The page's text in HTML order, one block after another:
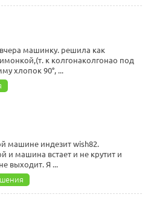
машинку. решила как
к колгонаколгонао под
хлопок 90°, ...
машине индезит wish82.
и машина встает и не крутит и
выходит. Я ...